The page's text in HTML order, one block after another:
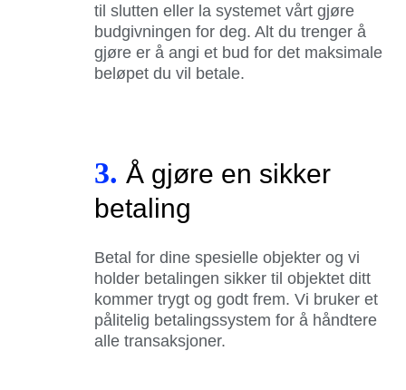
til slutten eller la systemet vårt gjøre
budgivningen for deg. Alt du trenger å
gjøre er å angi et bud for det maksimale
beløpet du vil betale.
3. Å gjøre en sikker
betaling
Betal for dine spesielle objekter og vi
holder betalingen sikker til objektet ditt
kommer trygt og godt frem. Vi bruker et
pålitelig betalingssystem for å håndtere
alle transaksjoner.